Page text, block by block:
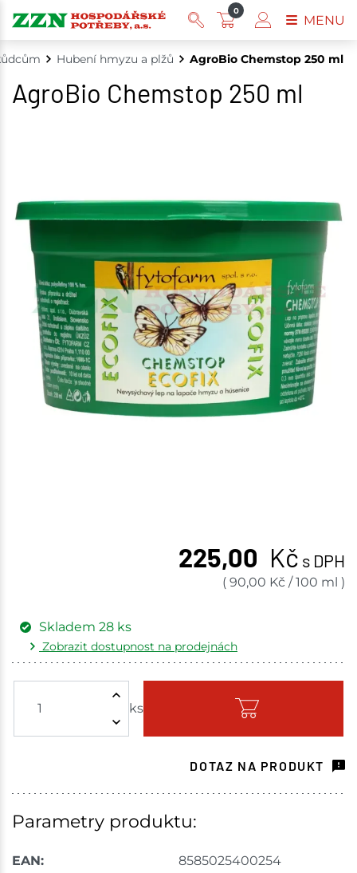
Hubení hmyzu a plžů AgroBio Chemstop 250 ml
AgroBio Chemstop 250 ml
225,00 Kč s DPH
( 90,00 Kč /100 ml )
ks
Skladem 28 ks
Zobrazit dostupnost na prodejnách
Skladem - ihned k odeslání
Havlíčkův Brod 5 ks
DOTAZ NA PRODUKT
Parametry produktu:
EAN:
8585025400254
0
MENU